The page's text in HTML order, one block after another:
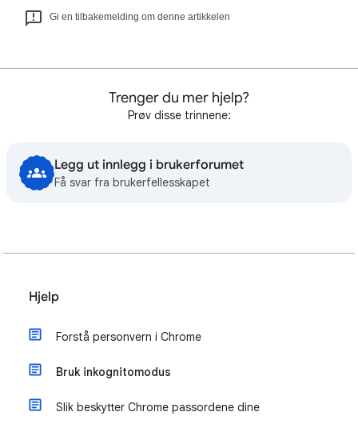
Gi en tilbakemelding om denne artikkelen
Trenger du mer hjelp?
Prøv disse trinnene:
Legg ut innlegg i brukerforumet
Få svar fra brukerfellesskapet
Hjelp
Forstå personvern i Chrome
Bruk inkognitomodus
Slik beskytter Chrome passordene dine